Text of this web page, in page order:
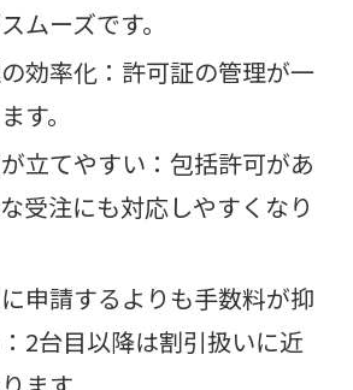
ムーズです。
効率化：許可証の管理が一
す。
立てやすい：包括許可があ
受注にも対応しやすくなり
申請するよりも手数料が抑
2台目以降は割引扱いに近